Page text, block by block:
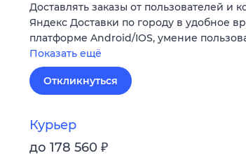
Доставлять заказы от пользователей и
Яндекс Доставки по городу в удобное
платформе Android/IOS, умение
Показать ещё
Откликнуться
Курьер
до 178 560 ₽